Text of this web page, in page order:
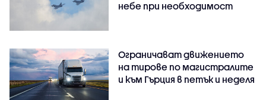
небе при необходимост
Ограничават движението
на тирове по магистралите
и към Гърция в петък и неделя